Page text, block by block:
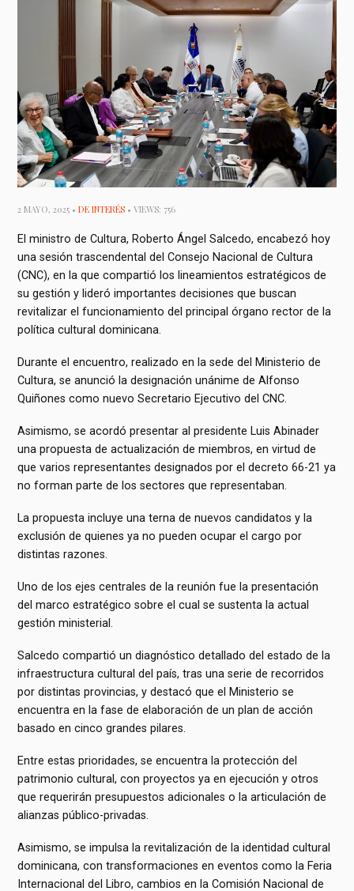
2 MAYO, 2025 •DE INTERÉS • VIEWS: 756
El ministro de Cultura, Roberto Ángel Salcedo, encabezó hoy
una sesión trascendental del Consejo Nacional de Cultura
(CNC), en la que compartió los lineamientos estratégicos de
su gestión y lideró importantes decisiones que buscan
revitalizar el funcionamiento del principal órgano rector de la
política cultural dominicana.
Durante el encuentro, realizado en la sede del Ministerio de
Cultura, se anunció la designación unánime de Alfonso
Quiñones como nuevo Secretario Ejecutivo del CNC.
Asimismo, se acordó presentar al presidente Luis Abinader
una propuesta de actualización de miembros, en virtud de
que varios representantes designados por el decreto 66-21 ya
no forman parte de los sectores que representaban.
La propuesta incluye una terna de nuevos candidatos y la
exclusión de quienes ya no pueden ocupar el cargo por
distintas razones.
Uno de los ejes centrales de la reunión fue la presentación
del marco estratégico sobre el cual se sustenta la actual
gestión ministerial.
Salcedo compartió un diagnóstico detallado del estado de la
infraestructura cultural del país, tras una serie de recorridos
por distintas provincias, y destacó que el Ministerio se
encuentra en la fase de elaboración de un plan de acción
basado en cinco grandes pilares.
Entre estas prioridades, se encuentra la protección del
patrimonio cultural, con proyectos ya en ejecución y otros
que requerirán presupuestos adicionales o la articulación de
alianzas público-privadas.
Asimismo, se impulsa la revitalización de la identidad cultural
dominicana, con transformaciones en eventos como la Feria
Internacional del Libro, cambios en la Comisión Nacional de